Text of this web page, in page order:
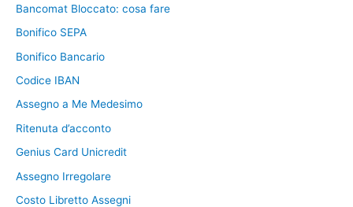
Bancomat Bloccato: cosa fare
Bonifico SEPA
Bonifico Bancario
Codice IBAN
Assegno a Me Medesimo
Ritenuta d’acconto
Genius Card Unicredit
Assegno Irregolare
Costo Libretto Assegni